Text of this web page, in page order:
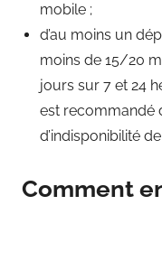
mobile ;
d’au moins un
moins de 15/20
jours sur 7 et 24
est recommandé
d’indisponibilité de
Comment